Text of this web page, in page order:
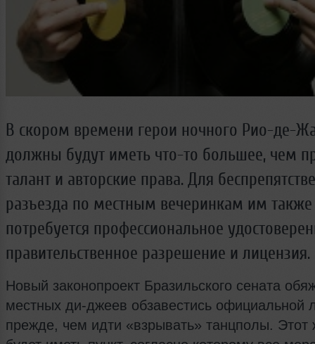
В скором времени герои ночного Рио-де-
должны будут иметь что-то большее, чем
талант и авторские права. Для
разъезда по местным вечеринкам им также
потребуется профессиональное
правительственное разрешение и лицензия.
Новый законопроект Бразильского сената
местных ди-джеев обзавестись официальной
прежде, чем идти «взрывать» танцполы. Этот